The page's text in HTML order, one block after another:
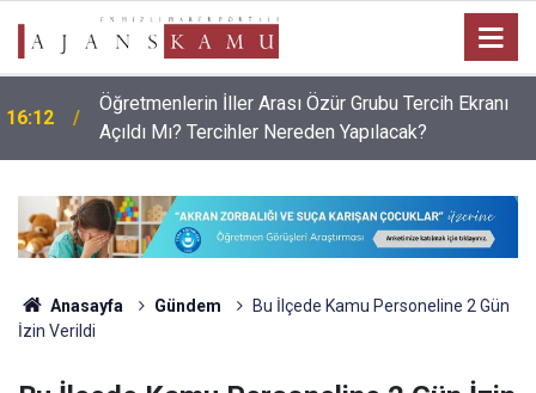
16:12
Öğretmenlerin İller Arası Özür Grubu Tercih Ekranı
Açıldı Mı? Tercihler Nereden Yapılacak?
Anasayfa Gündem
Bu İlçede Kamu Personeline 2 Gün
İzin Verildi